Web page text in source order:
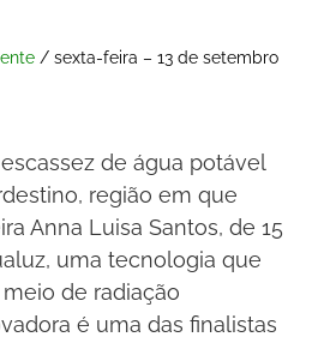
/ sexta-feira – 13 de setembro
de água potável
região em que
Anna Luisa Santos, de 15
uma tecnologia que
de radiação
é uma das finalistas